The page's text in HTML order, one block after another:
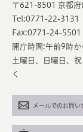
〒621-8501 京都府
Tel:0771-22-3131
Fax:0771-24-5501
開庁時間:午前9時
土曜日、日曜日、
く
メールでのお問い